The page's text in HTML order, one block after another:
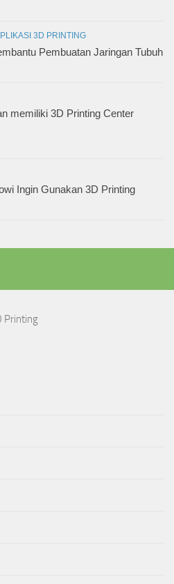
3D PRINTING
Pembuatan Jaringan Tubuh
memiliki 3D Printing Center
Ingin Gunakan 3D Printing
Printing